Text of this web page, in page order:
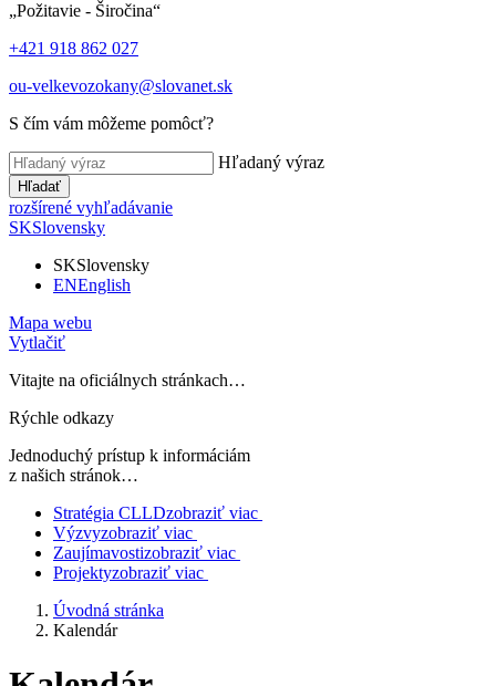
„Požitavie - Širočina“
+421 918 862 027
ou-velkevozokany@slovanet.sk
S čím vám môžeme pomôcť?
Hľadaný výraz
Hľadať
rozšírené vyhľadávanie
SKSlovensky
SKSlovensky
ENEnglish
Mapa webu
Vytlačiť
Vitajte na oficiálnych stránkach…
Rýchle odkazy
Jednoduchý prístup k informáciám
z našich stránok…
Stratégia CLLDzobraziť viac
Výzvyzobraziť viac
Zaujímavostizobraziť viac
Projektyzobraziť viac
Úvodná stránka
Kalendár